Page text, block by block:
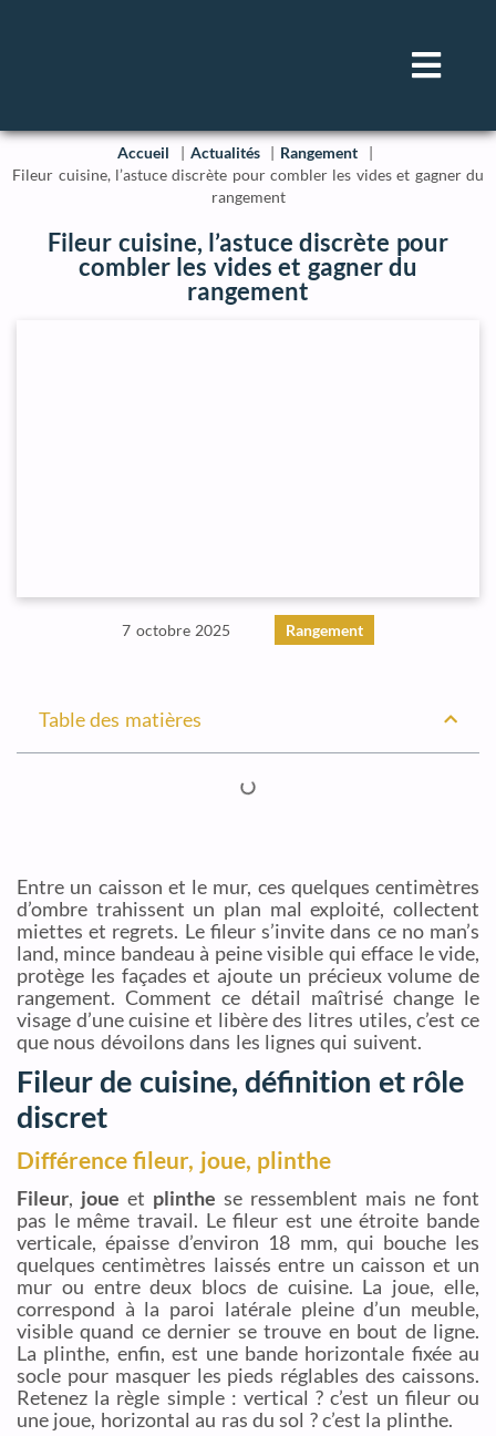
Accueil Actualités
Rangement
Fileur cuisine, l’astuce discrète pour combler les vides et gagner du
rangement
Fileur cuisine, l’astuce discrète pour
combler les vides et gagner du
rangement
7 octobre 2025 Rangement
Table des matières
Entre un caisson et le mur, ces quelques centimètres
d’ombre trahissent un plan mal exploité, collectent
miettes et regrets. Le fileur s’invite dans ce no man’s
land, mince bandeau à peine visible qui efface le vide,
protège les façades et ajoute un précieux volume de
rangement. Comment ce détail maîtrisé change le
visage d’une cuisine et libère des litres utiles, c’est ce
que nous dévoilons dans les lignes qui suivent.
Fileur de cuisine, définition et rôle
discret
Différence fileur, joue, plinthe
Fileur, joue et plinthe se ressemblent mais ne font
pas le même travail. Le fileur est une étroite bande
verticale, épaisse d’environ 18 mm, qui bouche les
quelques centimètres laissés entre un caisson et un
mur ou entre deux blocs de cuisine. La joue, elle,
correspond à la paroi latérale pleine d’un meuble,
visible quand ce dernier se trouve en bout de ligne.
La plinthe, enfin, est une bande horizontale fixée au
socle pour masquer les pieds réglables des caissons.
Retenez la règle simple : vertical ? c’est un fileur ou
une joue, horizontal au ras du sol ? c’est la plinthe.